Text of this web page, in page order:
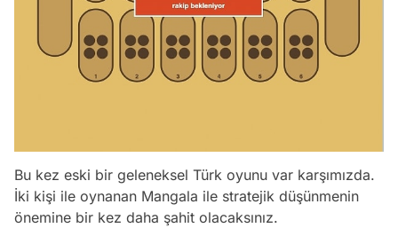
Bu kez eski bir geleneksel Türk oyunu var karşımızda.
İki kişi ile oynanan Mangala ile stratejik düşünmenin
önemine bir kez daha şahit olacaksınız.